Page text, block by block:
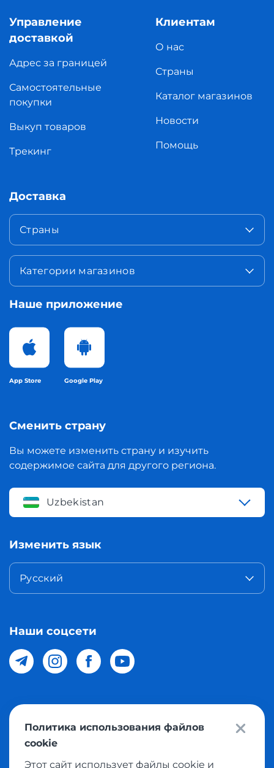
Управление
доставкой
Адрес за границей
Самостоятельные
покупки
Выкуп товаров
Трекинг
Клиентам
О нас
Страны
Каталог магазинов
Новости
Помощь
Доставка
Страны
Категории магазинов
Наше приложение
App Store Google Play
Сменить страну
Вы можете изменить страну и изучить
содержимое сайта для другого региона.
Uzbekistan
Изменить язык
Русский
Наши соцсети
© 2026 Meest Shopping доставка покупок с интернет
магазинов мира в Узбекистан. Все права защищены
Политика использования файлов
cookie
Этот сайт использует файлы cookie и